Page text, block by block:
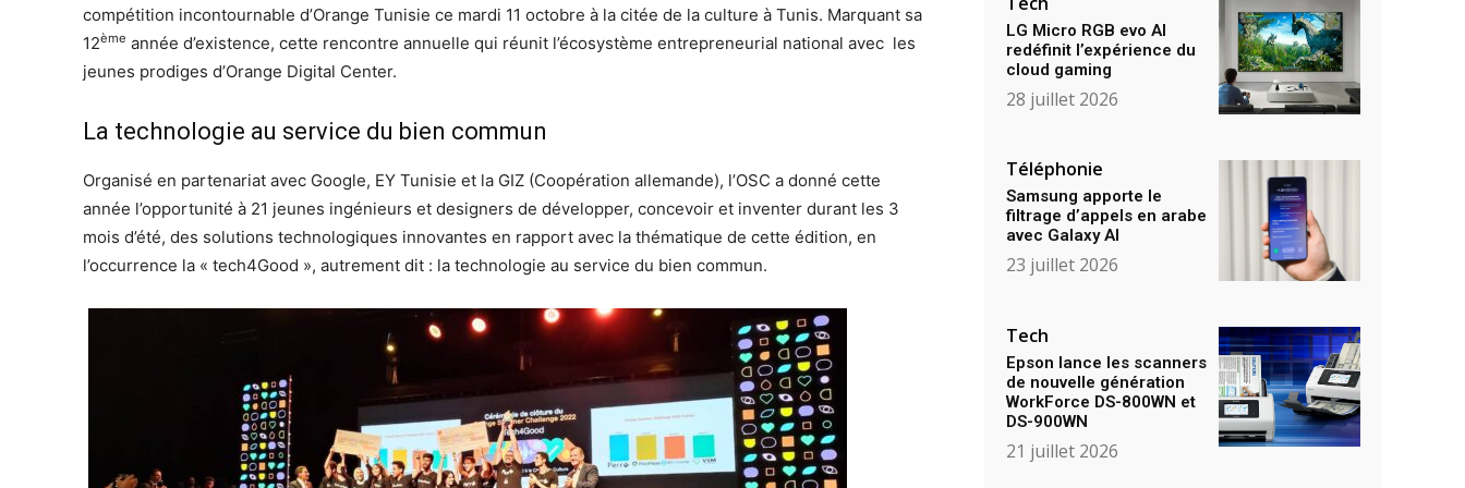
compétition incontournable d’Orange Tunisie ce mardi 11 octobre à la citée de la culture à Tunis. Marquant sa
12ème année d’existence, cette rencontre annuelle qui réunit l’écosystème entrepreneurial national avec les
jeunes prodiges d’Orange Digital Center.
La technologie au service du bien commun
Organisé en partenariat avec Google, EY Tunisie et la GIZ (Coopération allemande), l’OSC a donné cette
année l’opportunité à 21 jeunes ingénieurs et designers de développer, concevoir et inventer durant les 3
mois d’été, des solutions technologiques innovantes en rapport avec la thématique de cette édition, en
l’occurrence la « tech4Good », autrement dit : la technologie au service du bien commun.
LG Micro RGB evo AI
redéfinit l’expérience du
cloud gaming
28 juillet 2026
Téléphonie
Samsung apporte le
filtrage d’appels en arabe
avec Galaxy AI
23 juillet 2026
Tech
Epson lance les scanners
de nouvelle génération
WorkForce DS-800WN et
DS-900WN
21 juillet 2026